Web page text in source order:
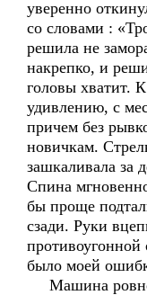
уверенно
со словами :
решила не
накрепко, и
головы хватит.
удивлению, с
причем без
новичкам.
зашкаливала за
Спина
бы проще
сзади. Руки
было моей
Машина ровно